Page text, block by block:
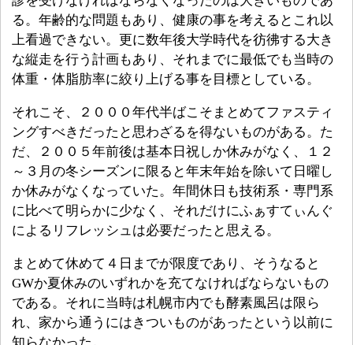
る。年齢的な問題もあり、健康の事を考えるとこれ以
上看過できない。更に数年後大学時代を彷彿する大き
な縦走を行う計画もあり、それまでに最低でも当時の
体重・体脂肪率に絞り上げる事を目標としている。
それこそ、２０００年代半ばこそまとめてファスティ
ングすべきだったと思わざるを得ないものがある。た
だ、２００５年前後は基本日祝しか休みがなく、１２
～３月の冬シーズンに限ると年末年始を除いて日曜し
か休みがなくなっていた。年間休日も技術系・専門系
に比べて明らかに少なく、それだけにふぁすてぃんぐ
によるリフレッシュは必要だったと思える。
まとめて休めて４日までが限度であり、そうなると
GWか夏休みのいずれかを充てなければならないもの
である。それに当時は札幌市内でも酵素風呂は限ら
れ、家から通うにはきついものがあったという以前に
知らなかった。